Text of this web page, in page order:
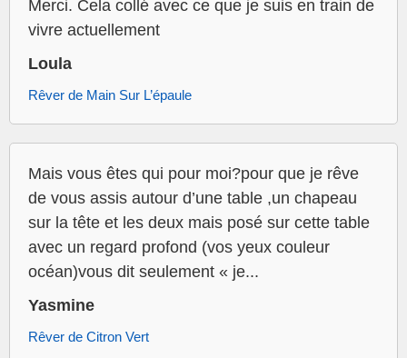
Merci. Cela collé avec ce que je suis en train de
vivre actuellement
Loula
Rêver de Main Sur L’épaule
Mais vous êtes qui pour moi?pour que je rêve
de vous assis autour d’une table ,un chapeau
sur la tête et les deux mais posé sur cette table
avec un regard profond (vos yeux couleur
océan)vous dit seulement « je...
Yasmine
Rêver de Citron Vert